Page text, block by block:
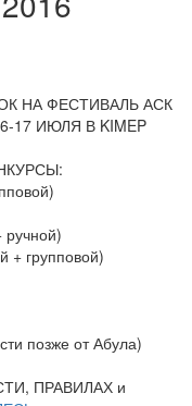
НА ФЕСТИВАЛЬ АСК
17 ИЮЛЯ В KIMEP
групповой)
позже от Абула)
ПРАВИЛАХ и